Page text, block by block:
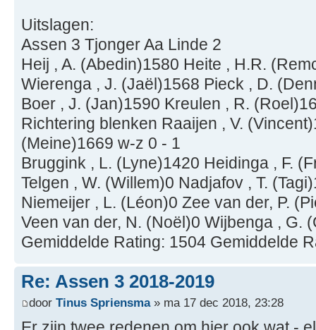
Uitslagen:
Assen 3 Tjonger Aa Linde 2
Heij , A. (Abedin)1580 Heite , H.R.
Wierenga , J. (Jaël)1568 Pieck , D.
Boer , J. (Jan)1590 Kreulen , R.
Richtering blenken Raaijen , V.
(Meine)1669 w-z 0 - 1
Bruggink , L. (Lyne)1420 Heidinga , F.
Telgen , W. (Willem)0 Nadjafov , T.
Niemeijer , L. (Léon)0 Zee van der, P.
Veen van der, N. (Noël)0 Wijbenga ,
Gemiddelde Rating: 1504 Gemiddelde
Re: Assen 3 2018-2019
door Tinus Spriensma» ma 17 dec 2018, 23:28